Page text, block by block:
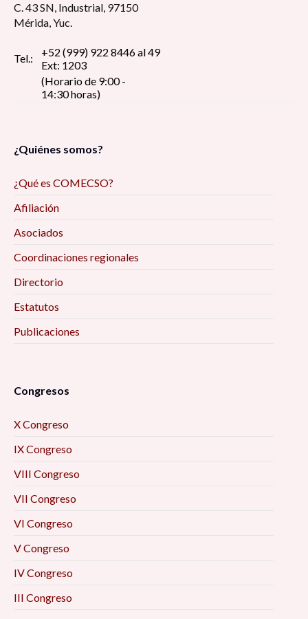
C. 43 SN, Industrial, 97150
Mérida, Yuc.
Tel.:
+52 (999) 922 8446 al 49
Ext: 1203
(Horario de 9:00 -
14:30 horas)
¿Quiénes somos?
¿Qué es COMECSO?
Afiliación
Asociados
Coordinaciones regionales
Directorio
Estatutos
Publicaciones
Congresos
X Congreso
IX Congreso
VIII Congreso
VII Congreso
VI Congreso
V Congreso
IV Congreso
III Congreso